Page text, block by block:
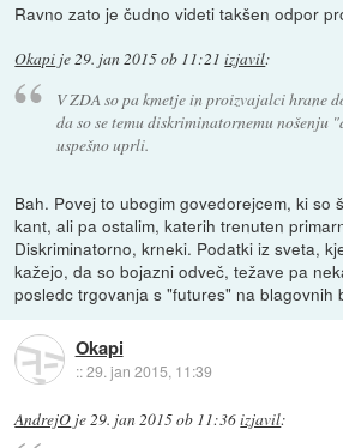
Ravno zato je čudno videti takšen odpor
Okapi je29. jan 2015 ob 11:21 izjavil:
V ZDA so pa kmetje in proizvajalci hrane
da so se temu diskriminatornemu nošenju
uspešno uprli.
Bah. Povej to ubogim govedorejcem, ki so
kant, ali pa ostalim, katerih trenuten
Diskriminatorno, krneki. Podatki iz sveta,
kažejo, da so bojazni odveč, težave pa
posledc trgovanja s "futures" na blagovnih
Okapi
::29. jan 2015, 11:39
AndrejO je 29. jan 2015 ob 11:36izjavil: